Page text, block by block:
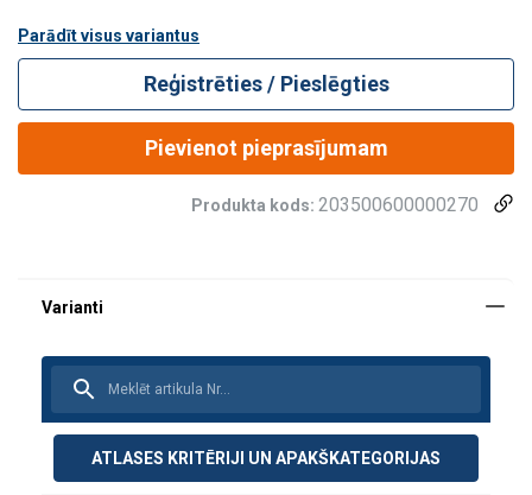
Parādīt visus variantus
Reģistrēties / Pieslēgties
Pievienot pieprasījumam
Produkta kods: 203500600000270
ATLASES KRITĒRIJI UN APAKŠKATEGORIJAS